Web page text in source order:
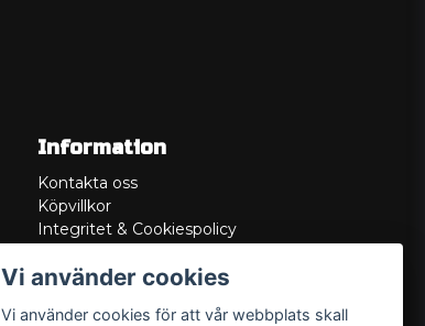
Information
Kontakta oss
Köpvillkor
Integritet & Cookiespolicy
Service/Garanti
Lådritning
Vi använder cookies
Vi använder cookies för att vår webbplats skall